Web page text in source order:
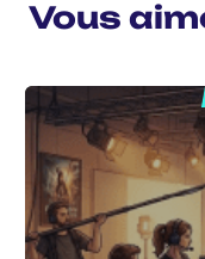
Vous